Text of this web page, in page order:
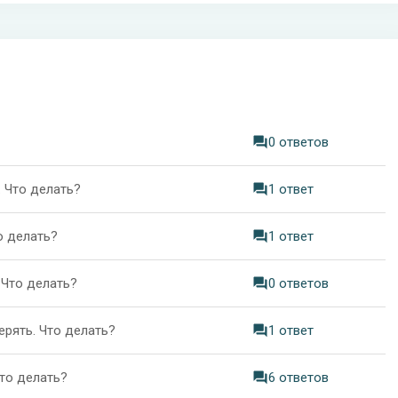
0 ответов
делать? 1 ответ
делать? 1 ответ
делать? 0 ответов
Что делать? 1 ответ
делать? 6 ответов